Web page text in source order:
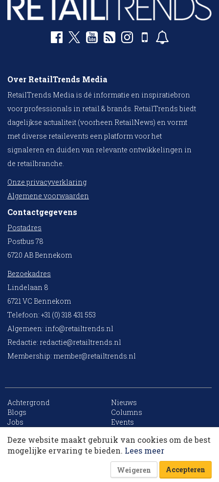
Over RetailTrends Media
RetailTrends Media is dé informatie en inspiratiebron
voor professionals in retail & brands. RetailTrends biedt
dagelijkse actualiteit (voorheen RetailNews) en vormt
met diverse retailevents een platform voor het
signaleren en duiden van relevante ontwikkelingen in
de retailbranche.
Onze privacyverklaring
Algemene voorwaarden
Contactgegevens
Postadres
Postbus 78
6720 AB Bennekom
Bezoekadres
Lindelaan 8
6721 VC Bennekom
Telefoon: +31 (0) 318 431 553
Algemeen: info@retailtrends.nl
Redactie: redactie@retailtrends.nl
Membership: member@retailtrends.nl
Achtergrond
Nieuws
Blogs
Columns
Jobs
Events
Archief
Sitemap
Website is powered by
Deze website maakt gebruik van cookies om de best
mogelijke ervaring te bieden. Lees meer
Weigeren Accepteren
10 collega’s
Korting op events